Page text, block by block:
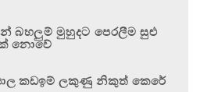
බහලුම් මුහුදට පෙරලීම සුළු
නොවේ
කඩඉම් ලකුණු නිකුත් කෙරේ